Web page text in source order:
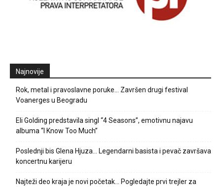
Najnovije
Rok, metal i pravoslavne poruke… Završen drugi festival
Voanerges u Beogradu
Eli Golding predstavila singl “4 Seasons”, emotivnu najavu
albuma “I Know Too Much”
Poslednji bis Glena Hjuza… Legendarni basista i pevač završava
koncertnu karijeru
Najteži deo kraja je novi početak… Pogledajte prvi trejler za